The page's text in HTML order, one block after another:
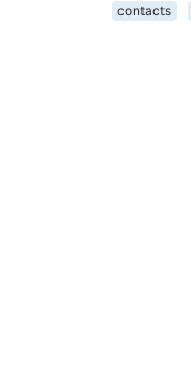
contacts